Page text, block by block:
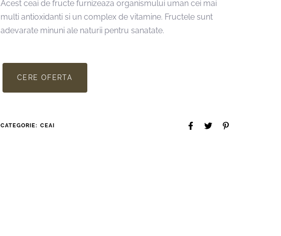
Acest ceai de fructe furnizeaza organismului uman cei mai
multi antioxidanti si un complex de vitamine. Fructele sunt
adevarate minuni ale naturii pentru sanatate.
CERE OFERTA
CATEGORIE: CEAI